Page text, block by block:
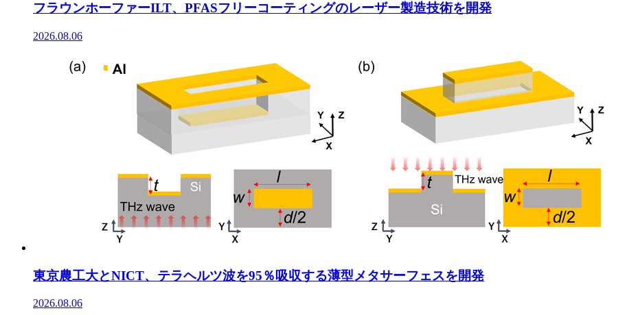
フラウンホーファーILT、PFASフリーコーティングのレーザー製造技術を開発
2026.08.06
東京農工大とNICT、テラヘルツ波を95％吸収する薄型メタサーフェスを開発
2026.08.06